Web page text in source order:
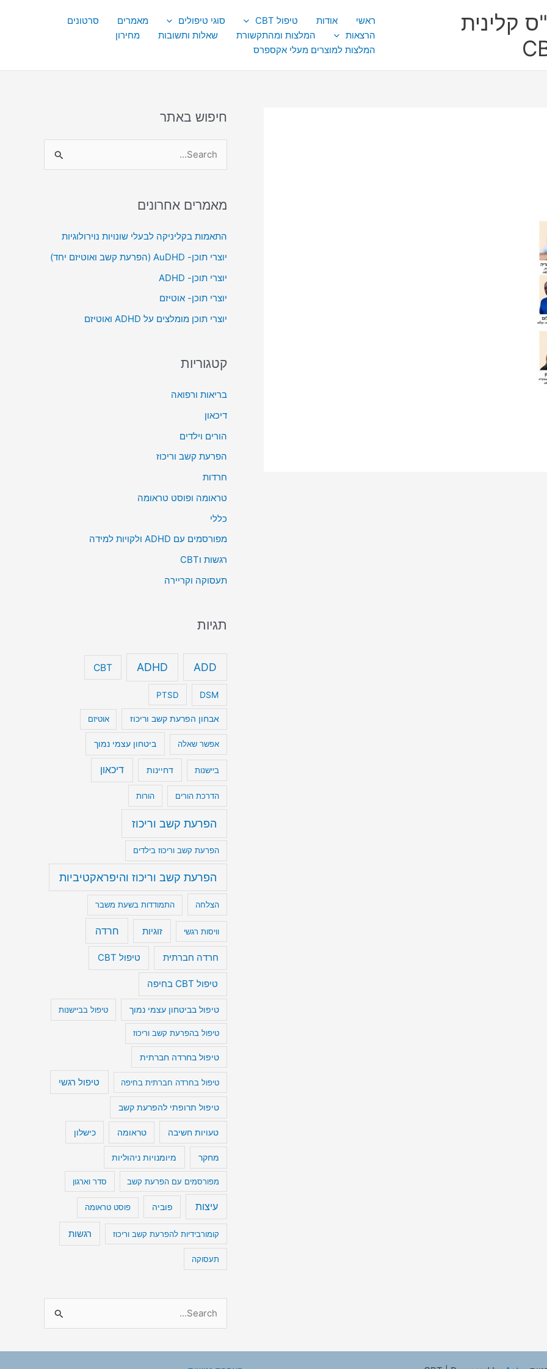
קלינית
ראשי אודות טיפול CBT סוגי טיפולים מאמרים
סרטונים
הרצאות
המלצות ומהתקשורת שאלות ותשובות
מחירון
המלצות למוצרים מעלי אקספרס
חיפוש באתר
r
o
:
מאמרים אחרונים
התאמות בקליניקה לבעלי שונויות נוירולוגיות
יוצרי תוכן- AuDHD (הפרעת קשב ואוטיזם יחד)
יוצרי תוכן- ADHD
יוצרי תוכן- אוטיזם
יוצרי תוכן מומלצים על ADHD ואוטיזם
קטגוריות
בריאות ורפואה
דיכאון
הורים וילדים
הפרעת קשב וריכוז
חרדות
טראומה ופוסט טראומה
כללי
מפורסמים עם ADHD ולקויות למידה
רגשות וCBT
תעסוקה וקריירה
תגיות
ADD
ADHD
CBT
DSM
PTSD
אבחון הפרעת קשב וריכוז אוטיזם
אפשר שאלה ביטחון עצמי נמוך
ביישנות דחיינות דיכאון
הדרכת הורים הורות
הפרעת קשב וריכוז
הפרעת קשב וריכוז בילדים
הפרעת קשב וריכוז והיפראקטיביות
הצלחה התמודדות בשעת משבר
וויסות רגשי זוגיות חרדה
חרדה חברתית טיפול CBT
טיפול CBT בחיפה
טיפול בביטחון עצמי נמוך טיפול בביישנות
טיפול בהפרעת קשב וריכוז
טיפול בחרדה חברתית
טיפול בחרדה חברתית בחיפה טיפול רגשי
טיפול תרופתי להפרעת קשב
טעויות חשיבה טראומה כישלון
מחקר מיומנויות ניהוליות
מפורסמים עם הפרעת קשב סדר וארגון
עיצות פוביה פוסט טראומה
קומורבידיות להפרעת קשב וריכוז רגשות
תעסוקה
a